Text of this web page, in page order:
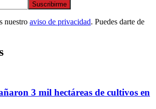
Suscribirme
nuestro aviso de privacidad. Puedes darte de
3 mil hectáreas de cultivos en